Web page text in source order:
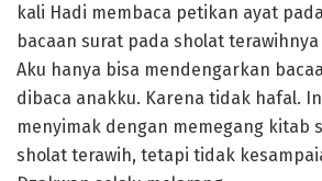
kali Hadi membaca petikan ayat
bacaan surat pada sholat
Aku hanya bisa mendengarkan
dibaca anakku. Karena tidak hafal.
menyimak dengan memegang kitab
sholat terawih, tetapi tidak